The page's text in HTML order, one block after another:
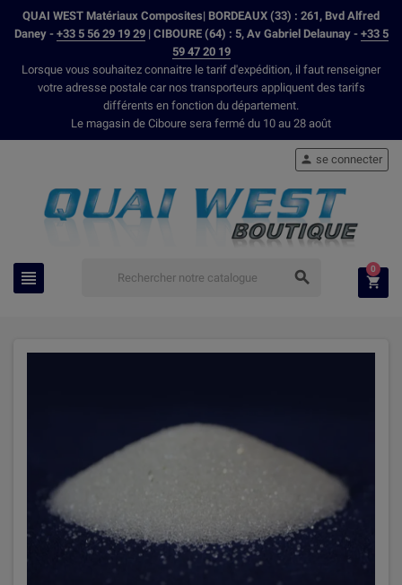
QUAI WEST Matériaux Composites| BORDEAUX (33) : 261, Bvd Alfred
Daney - +33 5 56 29 19 29| CIBOURE (64) : 5, Av Gabriel Delaunay - +33 5
59 47 20 19
Lorsque vous souhaitez connaitre le tarif d'expédition, il faut renseigner
votre adresse postale car nos transporteurs appliquent des tarifs
différents en fonction du département.
Le magasin de Ciboure sera fermé du 10 au 28 août
 
 se connecter

0